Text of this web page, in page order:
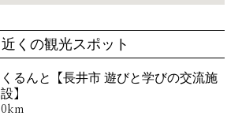
近くの観光スポット
くるんと【長井市 遊びと学びの交流施
設】
0km